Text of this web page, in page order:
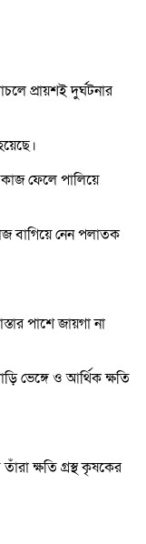
প্রায়শই দুর্ঘটনার
ফেলে পালিয়ে
বাগিয়ে নেন পলাতক
পাশে জায়গা না
ভেঙ্গে ও আর্থিক ক্ষতি
ক্ষতি গ্রস্থ কৃষকের